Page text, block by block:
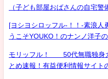
（子ども部屋おばさんの自宅警
[ヨシヨシロッフル-！！-素浪人
うこそYOUKO！のナンノ洋子
モリッフル！ 50代無職独身
とめ速報！有益便利情報サイ